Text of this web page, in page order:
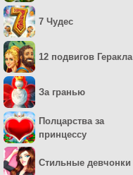
7 Чудес
12 подвигов Геракла
За гранью
Полцарства за
принцессу
Стильные девчонки